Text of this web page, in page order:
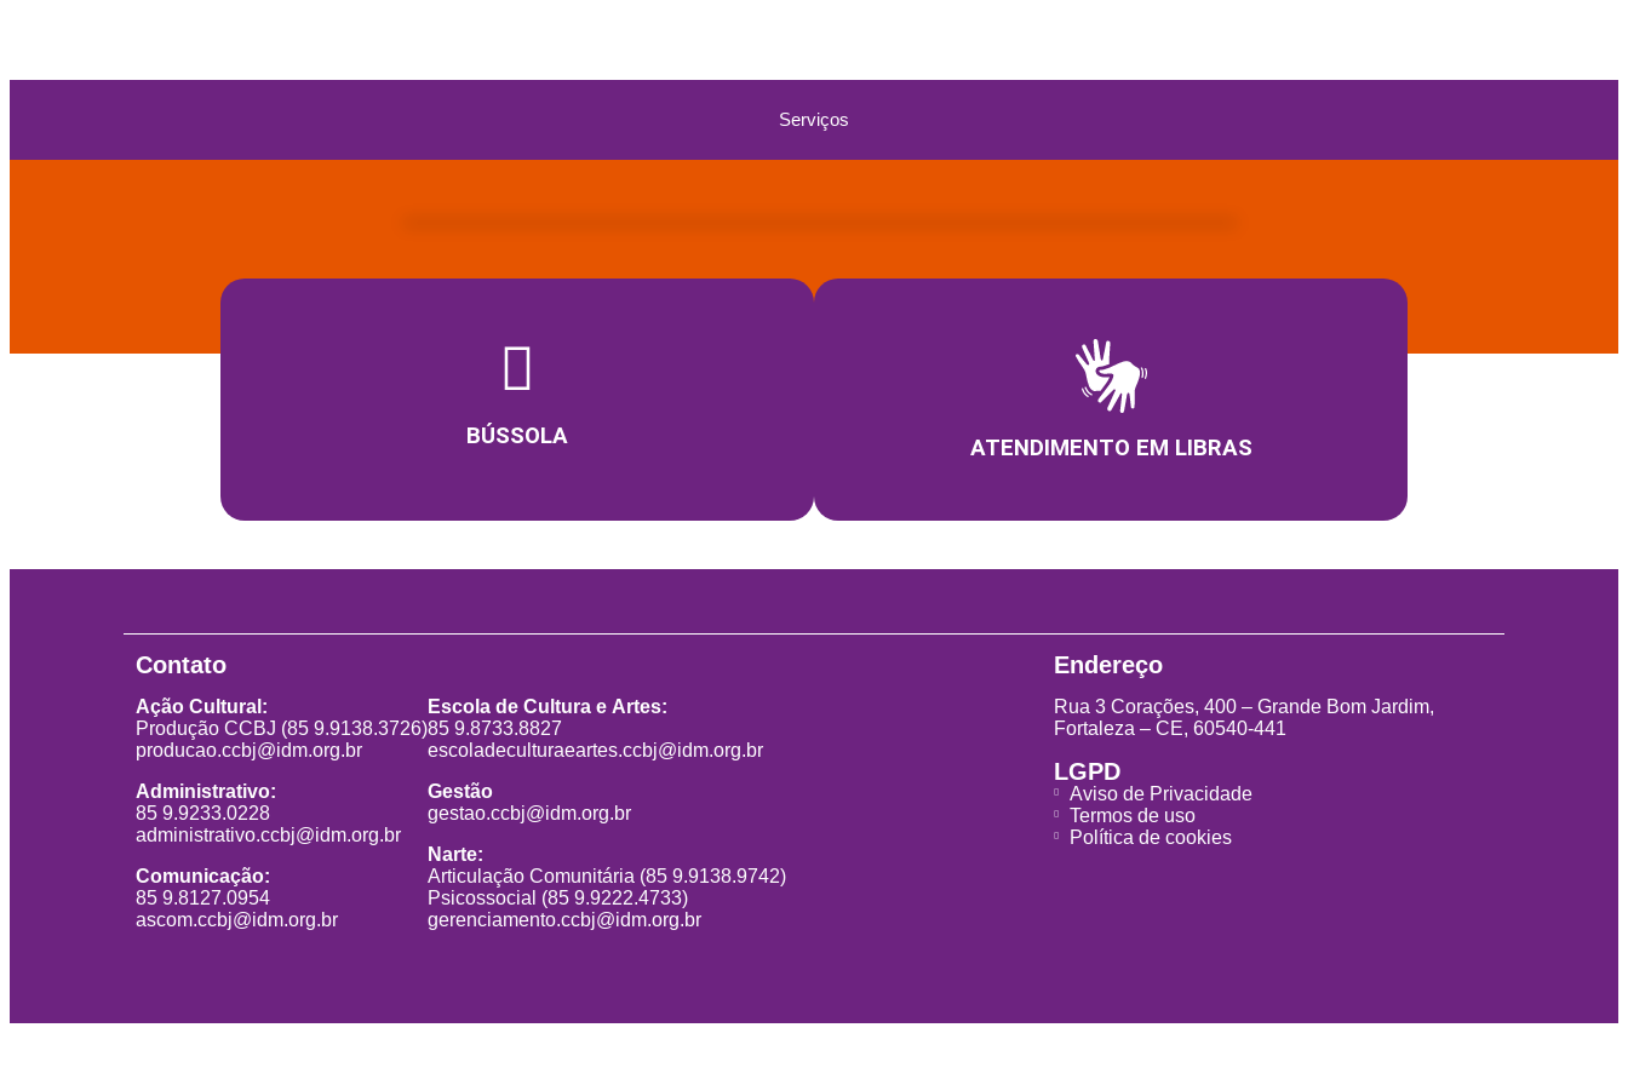
Serviços
BÚSSOLA ATENDIMENTO EM LIBRAS
Contato
Ação Cultural:
Produção CCBJ (85 9.9138.3726)
producao.ccbj@idm.org.br
Administrativo:
85 9.9233.0228
administrativo.ccbj@idm.org.br
Comunicação:
85 9.8127.0954
ascom.ccbj@idm.org.br
Escola de Cultura e Artes:
85 9.8733.8827
escoladeculturaeartes.ccbj@idm.org.br
Gestão
gestao.ccbj@idm.org.br
Narte:
Articulação Comunitária (85 9.9138.9742)
Psicossocial (85 9.9222.4733)
gerenciamento.ccbj@idm.org.br
Endereço
Rua 3 Corações, 400 – Grande Bom Jardim,
Fortaleza – CE, 60540-441
LGPD
Aviso de Privacidade
Termos de uso
Política de cookies